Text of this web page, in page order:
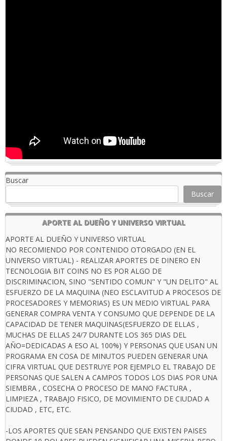
Buscar
Buscar
APORTE AL DUEÑO Y UNIVERSO VIRTUAL
APORTE AL DUEÑO Y UNIVERSO VIRTUAL
NO RECOMIENDO POR CONTENIDO OTORGADO (EN EL
UNIVERSO VIRTUAL) - REALIZAR APORTES DE DINERO EN
TECNOLOGIA BIT COINS NO ES POR ALGO DE
DISCRIMINACION, SINO "SENTIDO COMUN" Y "UN DELITO" AL
ESFUERZO DE LA MAQUINA (NEO ESCLAVITUD A PROCESOS DE
PROCESADORES Y MEMORIAS) ES UN MEDIO VIRTUAL PARA
GENERAR COMPRA VENTA Y CONSUMO QUE DEPENDE DE LA
CAPACIDAD DE TENER MAQUINAS(ESFUERZO DE ELLAS ,
MUCHAS DE ELLAS 24/7 DURANTE LOS 365 DIAS DEL
AÑO=DEDICADAS A ESO AL 100%) Y PERSONAS QUE USAN UN
PROGRAMA EN COSA DE MINUTOS PUEDEN GENERAR UNA
CIFRA VIRTUAL QUE DESTRUYE POR EJEMPLO EL TRABAJO DE
PERSONAS QUE SALEN A CAMPOS TODOS LOS DIAS POR UNA
SIEMBRA , COSECHA O PROCESO DE MANO FACTURA ,
LIMPIEZA , TRABAJO FISICO, DE MOVIMIENTO DE CIUDAD A
CIUDAD , ETC, ETC.
-LOS APORTES QUE SEAN PENSANDO QUE EXISTEN PAISES